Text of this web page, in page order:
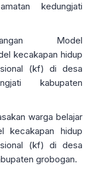
kedungjati
Model
kecakapan hidup
(kf) di desa
kabupaten
warga belajar
kecakapan hidup
(kf) di desa
grobogan.